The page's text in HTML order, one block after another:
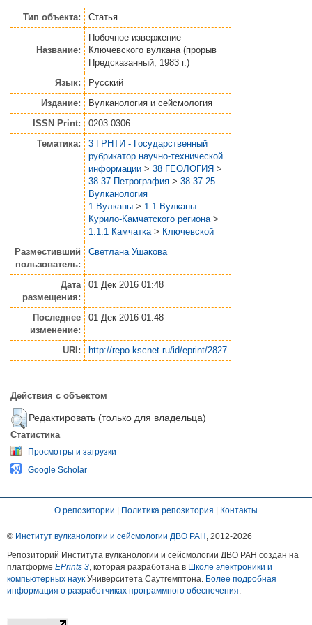
Тип объекта: Статья
Название:
Побочное извержение
Ключевского вулкана (прорыв
Предсказанный, 1983 г.)
Язык:
Русский
Издание:
Вулканология и сейсмология
ISSN Print:
0203-0306
Тематика:
3 ГРНТИ - Государственный
рубрикатор научно-технической
информации > 38 ГЕОЛОГИЯ >
38.37 Петрография > 38.37.25
Вулканология
1 Вулканы > 1.1 Вулканы
Курило-Камчатского региона >
1.1.1 Камчатка > Ключевской
Разместивший
пользователь:
Светлана Ушакова
Дата
размещения:
01 Дек 2016 01:48
Последнее
изменение:
01 Дек 2016 01:48
URI: http://repo.kscnet.ru/id/eprint/2827
Действия с объектом
Редактировать (только для владельца)
Статистика
Просмотры и загрузки
Google Scholar
О репозитории | Политика репозитория | Контакты
© Институт вулканологии и сейсмологии ДВО РАН , 2012-2026
Репозиторий Института вулканологии и сейсмологии ДВО РАН создан на
платформе EPrints 3 , которая разработана в Школе электроники и
компьютерных наук Университета Саутгемптона. Более подробная
информация о разработчиках программного обеспечения